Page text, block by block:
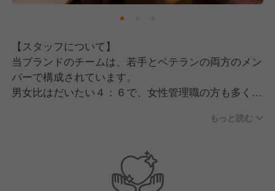
◆カルチャーを発信！
アート展示やコラボイベントなど、食だけでなくカル
チャーも楽しめる場を演出。
-----------------------------------------------------
＼姉妹ブランドも展開しています！／
【スタッフについて】
当ブランドのチームは、若手とベテランの両方のメン
バーで構成されています。
男女比はだいたい４：６で、女性管理職の方も多く活
経験としては業態に合わせてカフェ出身の方が多いで
いのも特徴の一つです。
もっと読む